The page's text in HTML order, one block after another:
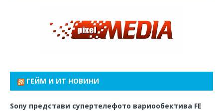
ГЕЙМ И ИТ НОВИНИ
Sony представи супертелефото вариообектива FE